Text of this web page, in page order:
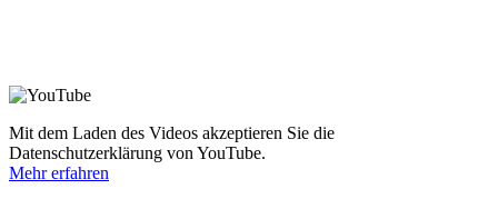
Mit dem Laden des Videos akzeptieren Sie die
Datenschutzerklärung von YouTube.
Mehr erfahren